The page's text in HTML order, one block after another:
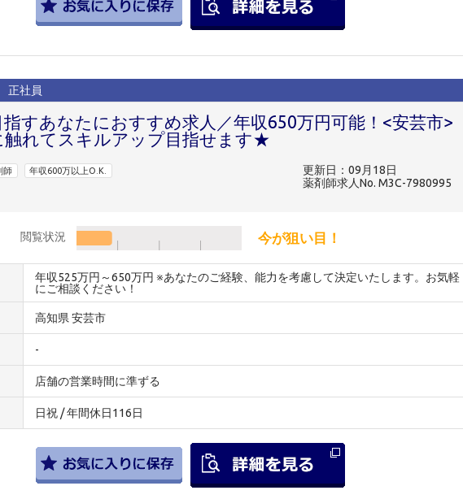
正社員
指すあなたにおすすめ求人／年収650万円可能！<安芸市>
触れてスキルアップ目指せます★
師 年収600万以上O.K.
更新日：09月18日
薬剤師求人No. M3C-7980995
閲覧状況 今が狙い目！
年収525万円～650万円 ※あなたのご経験、能力を考慮して決定いたします。お気軽
にご相談ください！
高知県 安芸市
-
店舗の営業時間に準ずる
日祝 / 年間休日116日